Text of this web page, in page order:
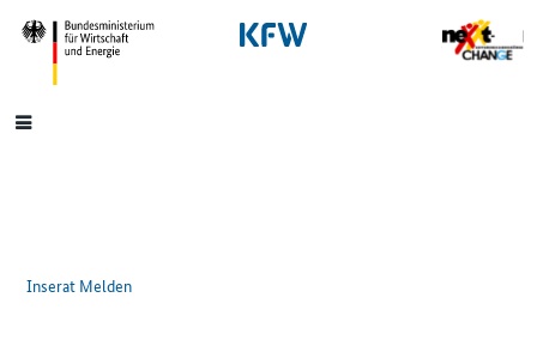
SrOnlyNavigation
Hauptmenü
Inserat Melden